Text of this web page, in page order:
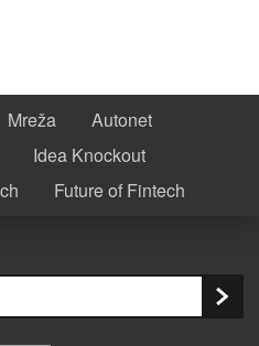
Mreža
Autonet
Idea Knockout
Future of Fintech